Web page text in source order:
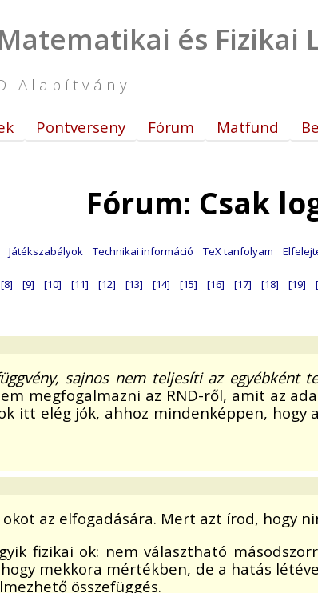
és Fizikai
Alapítvány
Pontverseny Fórum Matfund
Fórum: Csak
Játékszabályok Technikai információ TeX tanfolyam
[8] [9] [10] [11] [12] [13] [14] [15] [16] [17] [18] [19]
sajnos nem teljesíti az egyébként
megfogalmazni az RND-ről, amit az
itt elég jók, ahhoz mindenképpen, hogy
az elfogadására. Mert azt írod, hogy
fizikai ok: nem választható
mekkora mértékben, de a hatás
összefüggés.